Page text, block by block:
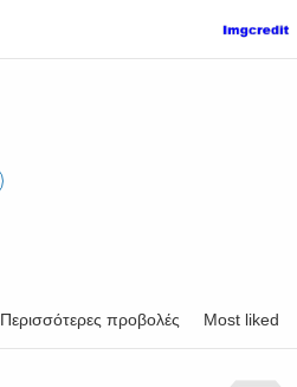
Περισσότερες προβολές Most liked